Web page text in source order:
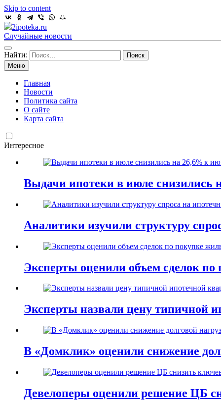
Skip to content
2ipoteka.ru
Случайные новости
Найти:
Меню
Главная
Новости
Политика сайта
О сайте
Карта сайта
Интересное
Выдачи ипотеки в июле снизились
Аналитики изучили структуру
Эксперты оценили объем сделок по
Эксперты назвали цену типичной
В «Домклик» оценили снижение
Девелоперы оценили решение ЦБ